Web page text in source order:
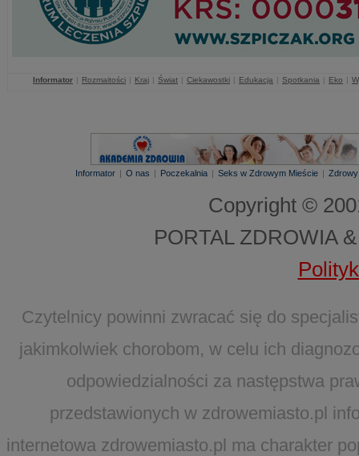
Informator | Rozmaitości | Kraj | Świat | Ciekawostki | Edukacja | Spotkania | Eko |
Informator | O nas | Poczekalnia | Seks w Zdrowym Mieście |
Copyright ©
PORTAL ZDROWIA
Czytelnicy powinni zwracać się do
jakimkolwiek chorobom, w celu ich
odpowiedzialności za następstwa
przedstawionych w zdrowemiasto.pl
internetowa zdrowemiasto.pl ma charakter